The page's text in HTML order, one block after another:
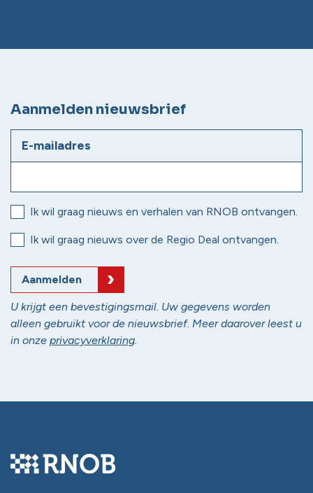
Aanmelden nieuwsbrief
E-mailadres
Ik wil graag nieuws en verhalen van RNOB ontvangen.
Ik wil graag nieuws over de Regio Deal ontvangen.
Aanmelden
U krijgt een bevestigingsmail. Uw gegevens worden
alleen gebruikt voor de nieuwsbrief. Meer daarover leest u
in onze privacyverklaring.